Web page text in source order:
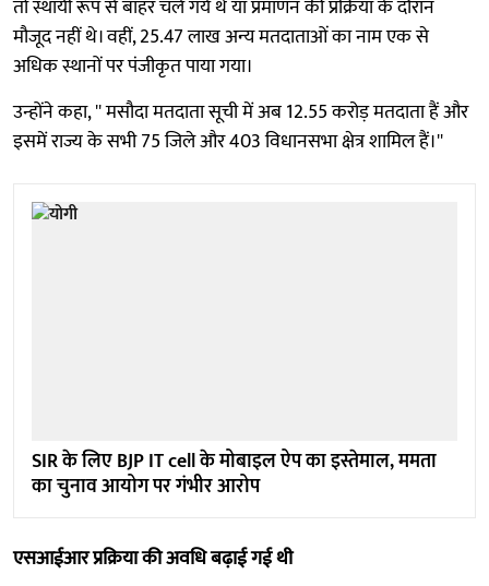
तो स्थायी रूप से बाहर चले गये थे या प्रमाणन की प्रक्रिया के दौरान
मौजूद नहीं थे। वहीं, 25.47 लाख अन्य मतदाताओं का नाम एक से
अधिक स्थानों पर पंजीकृत पाया गया।
उन्होंने कहा, '' मसौदा मतदाता सूची में अब 12.55 करोड़ मतदाता हैं और
इसमें राज्य के सभी 75 जिले और 403 विधानसभा क्षेत्र शामिल हैं।''
SIR के लिए BJP IT cell के मोबाइल ऐप का इस्तेमाल, ममता
का चुनाव आयोग पर गंभीर आरोप
एसआईआर प्रक्रिया की अवधि बढ़ाई गई थी